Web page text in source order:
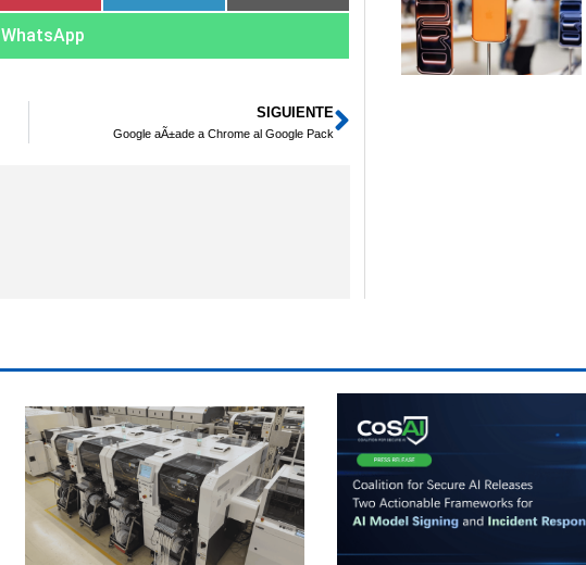
WhatsApp
SIGUIENTE
Google aÃ±ade a Chrome al Google PackSiguiente